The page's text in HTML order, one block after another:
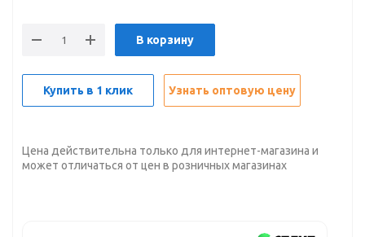
В корзину
Купить в 1 клик Узнать оптовую цену
Цена действительна только для интернет-магазина и
может отличаться от цен в розничных магазинах